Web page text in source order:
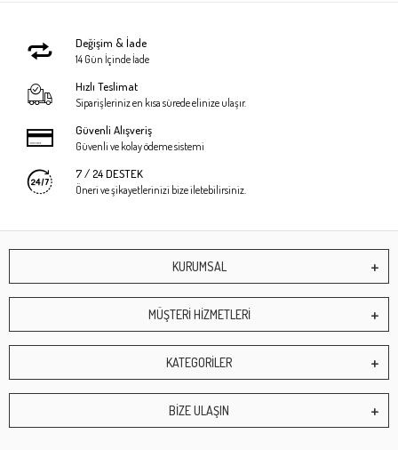
Değişim & İade
14 Gün İçinde İade
Hızlı Teslimat
Siparişleriniz en kısa sürede elinize ulaşır.
Güvenli Alışveriş
Güvenli ve kolay ödeme sistemi
7 / 24 DESTEK
Öneri ve şikayetlerinizi bize iletebilirsiniz.
KURUMSAL
MÜŞTERİ HİZMETLERİ
KATEGORİLER
BİZE ULAŞIN